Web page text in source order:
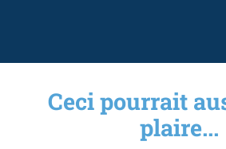
Ceci pourrait
plaire...